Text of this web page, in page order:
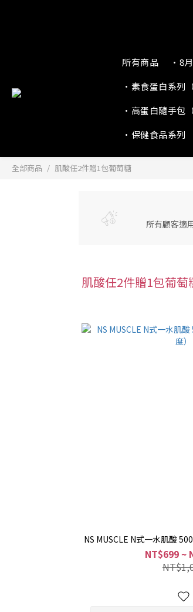
所有商品 •8
•素食蛋白系列
•高蛋白隨手包（
•保健食品系列
全部商品 肌酸任2件贈1包葡萄糖
所有顧客適
肌酸任2件贈1包葡萄
NS MUSCLE N式一水肌酸
NT$699 ~